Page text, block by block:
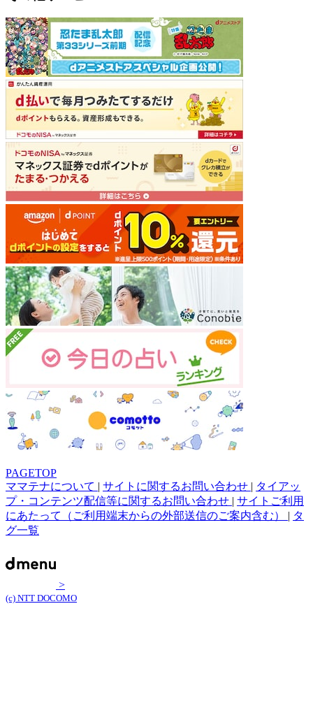
PAGETOP
ママテナについて | サイトに関するお問い合わせ | タイアッ
プ・コンテンツ配信等に関するお問い合わせ | サイトご利用
にあたって（ご利用端末からの外部送信のご案内含む） | タ
グ一覧
>
(c) NTT DOCOMO